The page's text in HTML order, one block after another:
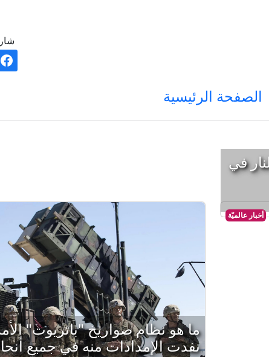
الصفحة الرئيسية
أخبار عالميّة
في
ما هو نظام صواريخ "باتريوت"
نفدت الإمدادات منه في جميع